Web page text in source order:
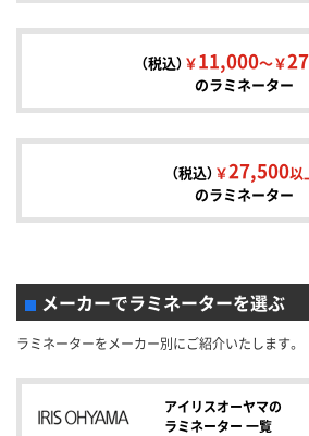
（税込） ￥11,000～￥
のラミネーター
（税込） ￥27,500以
のラミネーター
メーカーでラミネーターを選ぶ
ラミネーターをメーカー別にご紹介いたします。
アイリスオーヤマの
ラミネーター 一覧